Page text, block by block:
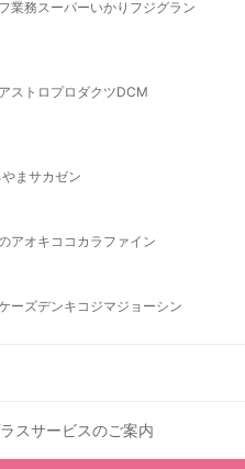
業務スーパーいかり フジグラン
アストロプロダクツDCM
ま サカゼン
アオキココカラファイン
ーズデンキコジマジョーシン
スサービスのご案内